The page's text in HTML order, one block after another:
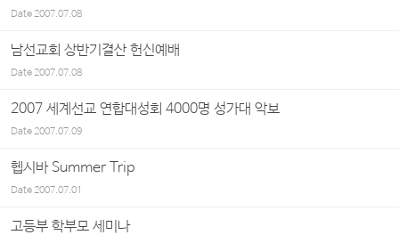
Date2007.07.08
남선교회 상반기결산 헌신예배
Date2007.07.08
2007 세계선교 연합대성회 4000명 성가대 악보
Date2007.07.09
헵시바 Summer Trip
Date2007.07.01
고등부 학부모 세미나